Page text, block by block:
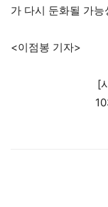
가 다시 둔화될 가
<이점봉 기자>
[